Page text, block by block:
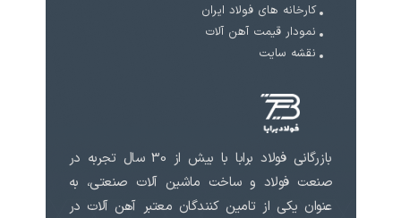
کارخانه های فولاد ایران
نمودار قیمت آهن آلات
نقشه سایت
بازرگانی فولاد برابا با بیش از 30 سال تجربه در
صنعت فولاد و ساخت ماشین آلات صنعتی، به
عنوان یکی از تامین کنندگان معتبر آهن آلات در